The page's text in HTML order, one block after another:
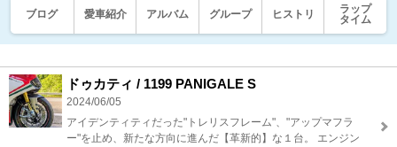
ブログ 愛車紹介 アルバム グループ ヒストリ
ラップ
タイム
ドゥカティ / 1199 PANIGALE S
2024/06/05
アイデンティティだった"トレリスフレーム"、"アップマフラ
ー"を止め、新たな方向に進んだ【革新的】な１台。 エンジン